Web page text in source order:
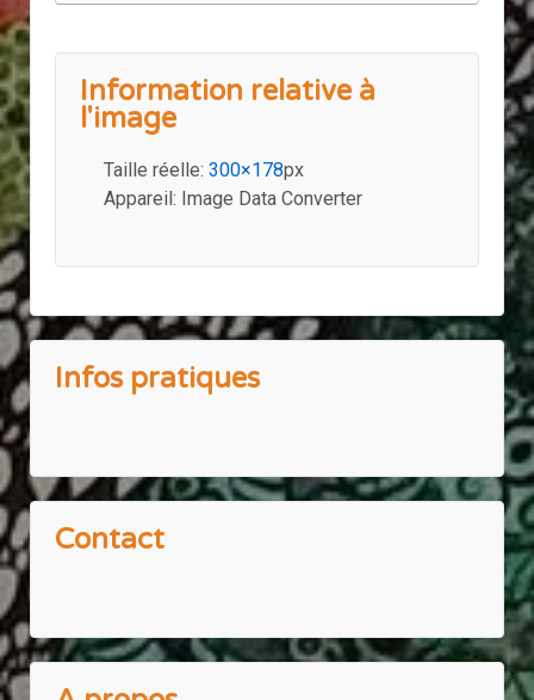
Information relative à
l'image
Taille réelle: 300×178px
Appareil: Image Data Converter
Infos pratiques
Contact